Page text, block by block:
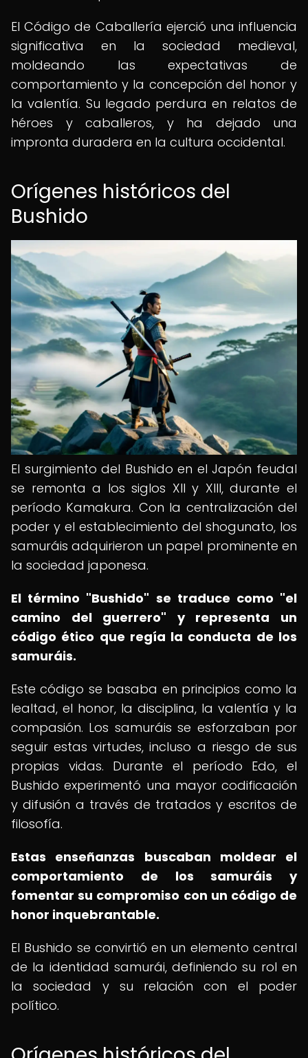
El Código de Caballería ejerció una influencia
significativa en la sociedad medieval,
moldeando las expectativas de
comportamiento y la concepción del honor y
la valentía. Su legado perdura en relatos de
héroes y caballeros, y ha dejado una
impronta duradera en la cultura occidental.
Orígenes históricos del
Bushido
El surgimiento del Bushido en el Japón feudal
se remonta a los siglos XII y XIII, durante el
período Kamakura. Con la centralización del
poder y el establecimiento del shogunato, los
samuráis adquirieron un papel prominente en
la sociedad japonesa.
El término "Bushido" se traduce como "el
camino del guerrero" y representa un
código ético que regía la conducta de los
samuráis.
Este código se basaba en principios como la
lealtad, el honor, la disciplina, la valentía y la
compasión. Los samuráis se esforzaban por
seguir estas virtudes, incluso a riesgo de sus
propias vidas. Durante el período Edo, el
Bushido experimentó una mayor codificación
y difusión a través de tratados y escritos de
filosofía.
Estas enseñanzas buscaban moldear el
comportamiento de los samuráis y
fomentar su compromiso con un código de
honor inquebrantable.
El Bushido se convirtió en un elemento central
de la identidad samurái, definiendo su rol en
la sociedad y su relación con el poder
político.